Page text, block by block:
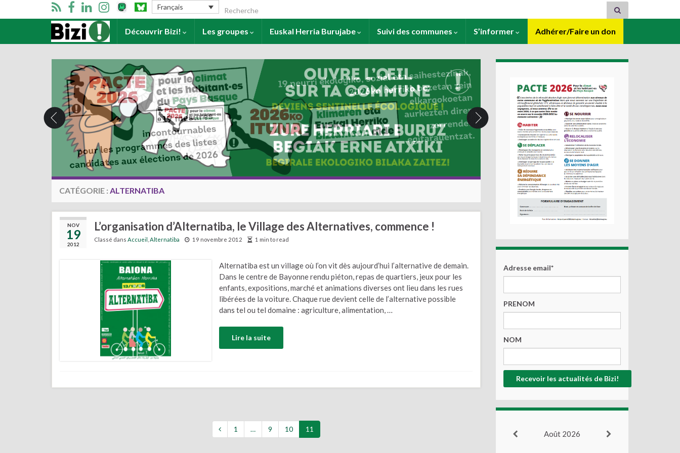
Français Search for:
Accueil Découvrir Bizi! Les groupes Euskal Herria Burujabe Suivi des communes S’informer Adhérer/Faire un don
CATÉGORIE : ALTERNATIBA
NOV
19
2012
L’organisation d’Alternatiba, le Village des Alternatives, commence !
Classé dans Accueil Alternatiba 19 novembre 2012 1 min to read
Alternatiba est un village où l’on vit dès aujourd’hui l’alternative de demain.
Dans le centre de Bayonne rendu piéton, repas de quartiers, jeux pour les
enfants, expositions, marché et animations diverses ont lieu dans les rues
libérées de la voiture. Chaque rue devient celle de l’alternative possible
dans tel ou tel domaine : agriculture, alimentation, …
Lire la suite
1 … 9 10 11
Adresse email*
PRENOM
NOM
Août 2026